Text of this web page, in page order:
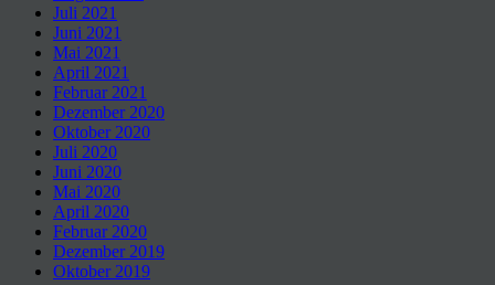
Juli 2021
Juni 2021
Mai 2021
April 2021
Februar 2021
Dezember 2020
Oktober 2020
Juli 2020
Juni 2020
Mai 2020
April 2020
Februar 2020
Dezember 2019
Oktober 2019